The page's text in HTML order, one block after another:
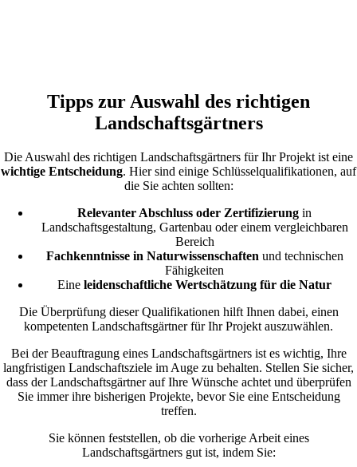
Tipps zur Auswahl des richtigen
Landschaftsgärtners
Die Auswahl des richtigen Landschaftsgärtners für Ihr Projekt ist eine
wichtige Entscheidung. Hier sind einige Schlüsselqualifikationen, auf
die Sie achten sollten:
Relevanter Abschluss oder Zertifizierung in
Landschaftsgestaltung, Gartenbau oder einem vergleichbaren
Bereich
Fachkenntnisse in Naturwissenschaften und technischen
Fähigkeiten
Eine leidenschaftliche Wertschätzung für die Natur
Die Überprüfung dieser Qualifikationen hilft Ihnen dabei, einen
kompetenten Landschaftsgärtner für Ihr Projekt auszuwählen.
Bei der Beauftragung eines Landschaftsgärtners ist es wichtig, Ihre
langfristigen Landschaftsziele im Auge zu behalten. Stellen Sie sicher,
dass der Landschaftsgärtner auf Ihre Wünsche achtet und überprüfen
Sie immer ihre bisherigen Projekte, bevor Sie eine Entscheidung
treffen.
Sie können feststellen, ob die vorherige Arbeit eines
Landschaftsgärtners gut ist, indem Sie: